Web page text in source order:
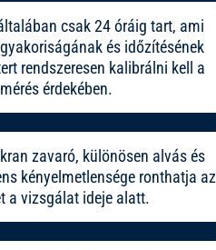
csak 24 óráig tart, ami
és időzítésének
rendszeresen kalibrálni kell a
érdekében.
zavaró, különösen alvás és
kényelmetlensége ronthatja az
a vizsgálat ideje alatt.